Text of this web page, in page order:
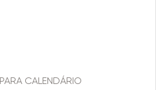
CALENDÁRIO